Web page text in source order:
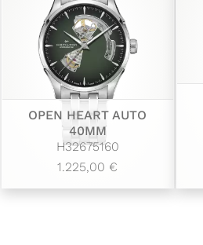
OPEN HEART AUTO
40MM
H32675160
1.225,00 €